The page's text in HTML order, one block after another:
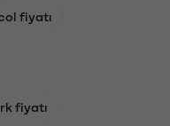
fiyatı
fiyatı